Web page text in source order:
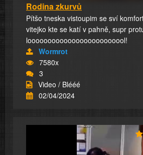
Rodina zkurvů
Pítšo tneska vistoupim se sví
vitejko kte se katí v pahně, supr
looooooooooooooooooooooool!
Wormrot
7580x
3
Video / Blééé
02/04/2024